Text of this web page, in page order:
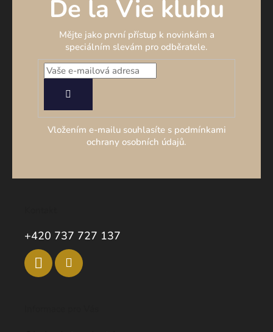
De la Vie klubu
Mějte jako první přístup k novinkám a
speciálním slevám pro odběratele.
SE
Vložením e-mailu souhlasíte s podmínkami
ochrany osobních údajů.
+420 737 727 137